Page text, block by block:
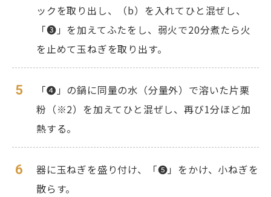
ックを取り出し、（b）を入れてひと混ぜし、
「❸」を加えてふたをし、弱火で20分煮たら火
を止めて玉ねぎを取り出す。
5
「❹」の鍋に同量の水（分量外）で溶いた片栗
粉（※2）を加えてひと混ぜし、再び1分ほど加
熱する。
6
器に玉ねぎを盛り付け、「❺」をかけ、小ねぎを
散らす。